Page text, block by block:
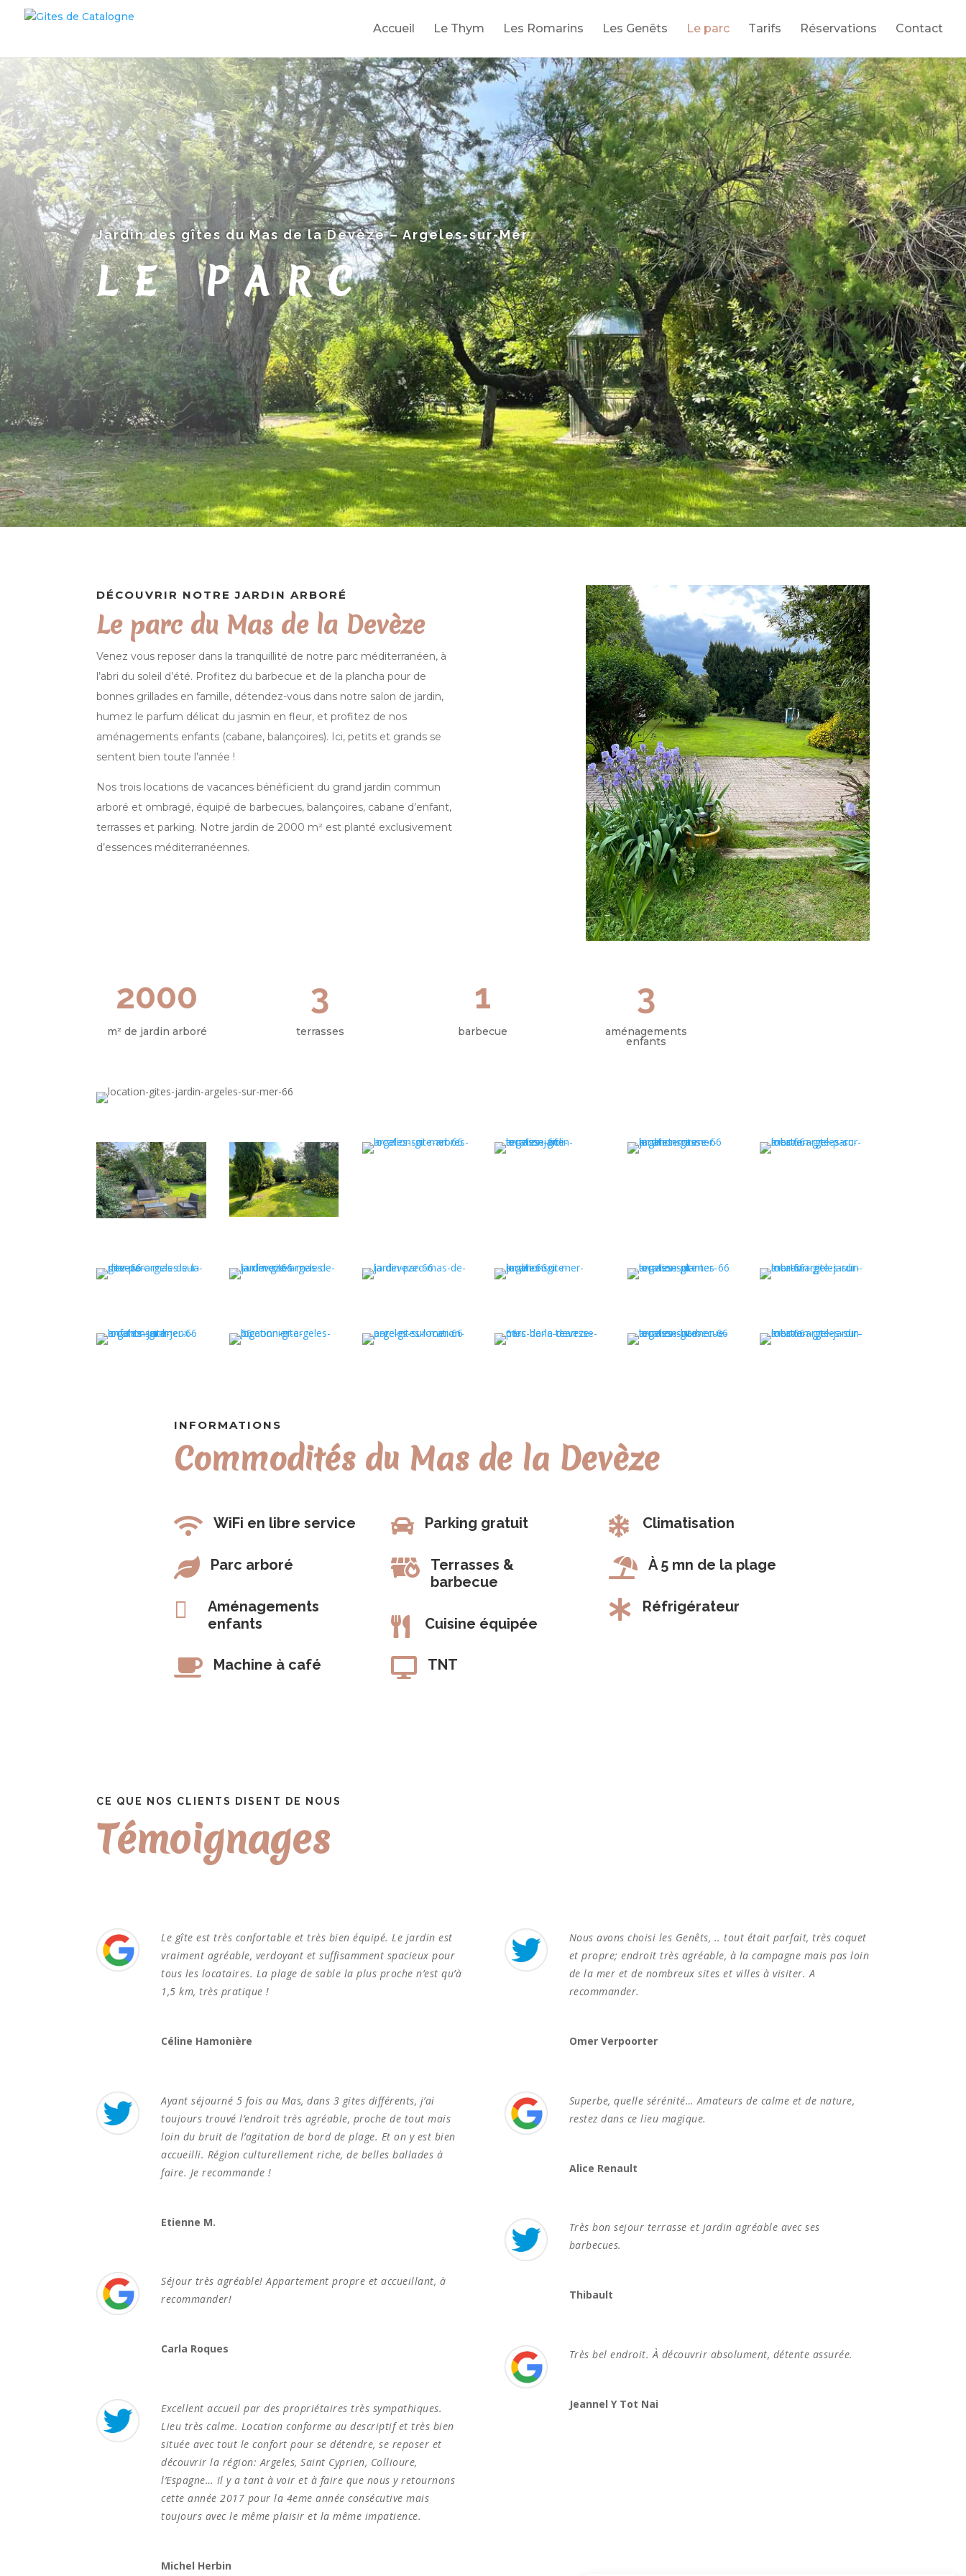
Accueil Le Thym Les Romarins Les Genêts Le parc Tarifs Réservations Contact
Jardin des gîtes du Mas de la Devèze – Argeles-sur-Mer
LE PARC
DÉCOUVRIR NOTRE JARDIN ARBORÉ
Le parc du Mas de la Devèze
Venez vous reposer dans la tranquillité de notre parc méditerranéen, à
l’abri du soleil d’été. Profitez du barbecue et de la plancha pour de
bonnes grillades en famille, détendez-vous dans notre salon de jardin,
humez le parfum délicat du jasmin en fleur, et profitez de nos
aménagements enfants (cabane, balançoires). Ici, petits et grands se
sentent bien toute l’année !
Nos trois locations de vacances bénéficient du grand jardin commun
arboré et ombragé, équipé de barbecues, balançoires, cabane d’enfant,
terrasses et parking. Notre jardin de 2000 m² est planté exclusivement
d’essences méditerranéennes.
2000
m² de jardin arboré
3
terrasses
1
barbecue
3
aménagements
enfants
INFORMATIONS
Commodités du Mas de la Devèze
 WiFi en libre service
 Parc arboré

Aménagements
enfants
 Machine à café
 Parking gratuit

Terrasses &
barbecue
 Cuisine équipée
 TNT
 Climatisation
 À 5 mn de la plage
 Réfrigérateur
CE QUE NOS CLIENTS DISENT DE NOUS
Témoignages
Le gîte est très confortable et très bien équipé. Le jardin est
vraiment agréable, verdoyant et suffisamment spacieux pour
tous les locataires. La plage de sable la plus proche n’est qu’à
1,5 km, très pratique !
Céline Hamonière
Ayant séjourné 5 fois au Mas, dans 3 gites différents, j’ai
toujours trouvé l’endroit très agréable, proche de tout mais
loin du bruit de l’agitation de bord de plage. Et on y est bien
accueilli. Région culturellement riche, de belles ballades à
faire. Je recommande !
Etienne M.
Séjour très agréable! Appartement propre et accueillant, à
recommander!
Carla Roques
Excellent accueil par des propriétaires très sympathiques.
Lieu très calme. Location conforme au descriptif et très bien
située avec tout le confort pour se détendre, se reposer et
découvrir la région: Argeles, Saint Cyprien, Collioure,
l’Espagne… Il y a tant à voir et à faire que nous y retournons
cette année 2017 pour la 4eme année consécutive mais
toujours avec le même plaisir et la même impatience.
Michel Herbin
Nous avons choisi les Genêts, .. tout était parfait, très coquet
et propre; endroit très agréable, à la campagne mais pas loin
de la mer et de nombreux sites et villes à visiter. A
recommander.
Omer Verpoorter
Superbe, quelle sérénité… Amateurs de calme et de nature,
restez dans ce lieu magique.
Alice Renault
Très bon sejour terrasse et jardin agréable avec ses
barbecues.
Thibault
Très bel endroit. À découvrir absolument, détente assurée.
Jeannel Y Tot Nai